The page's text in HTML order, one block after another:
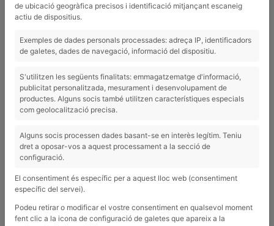
14/01/2022
Carxofes a la vinagreta
de ubicació geogràfica precisos i identificació mitjançant escaneig
actiu de dispositius.
Exemples de dades personals processades: adreça IP, identificadors
de galetes, dades de navegació, informació del dispositiu.
S'utilitzen les següents finalitats: emmagatzematge d'informació,
publicitat personalitzada, mesurament i desenvolupament de
productes. Alguns socis també utilitzen característiques especials
com geolocalització precisa.
Alguns socis processen dades basant-se en interès legítim. Teniu
dret a oposar-vos a aquest processament a la secció de
configuració.
El consentiment és específic per a aquest lloc web (consentiment
específic del servei).
Podeu retirar o modificar el vostre consentiment en qualsevol moment
fent clic a la icona de configuració de galetes que apareix a la